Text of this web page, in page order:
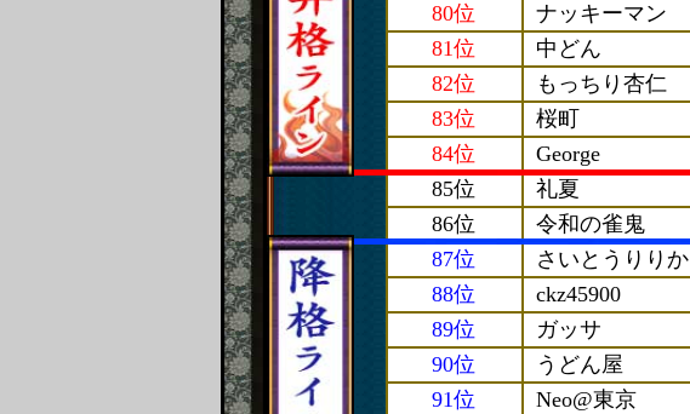
80位
ナッキーマン
81位
中どん
82位
もっちり杏仁
83位
桜町
84位
George
85位
礼夏
86位
令和の雀鬼
87位
さいとうりりか
88位
ckz45900
89位
ガッサ
90位
うどん屋
91位
Neo@東京